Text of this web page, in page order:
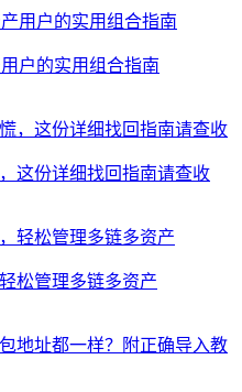
户的实用组合指南
这份详细找回指南请查收
松管理多链多资产